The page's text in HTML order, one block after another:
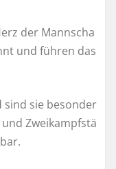
der Mannscha
und führen das
sind sie besonder
Zweikampfstä